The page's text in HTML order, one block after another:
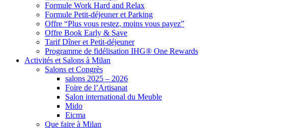
Formule Work Hard and Relax
Formule Petit-déjeuner et Parking
Offre “Plus vous restez, moins vous payez”
Offre Book Early & Save
Tarif Dîner et Petit-déjeuner
Programme de fidélisation IHG® One Rewards
Activités et Salons à Milan
Salons et Congrès
salons 2025 – 2026
Foire de l’Artisanat
Salon international du Meuble
Mido
Eicma
Que faire à Milan